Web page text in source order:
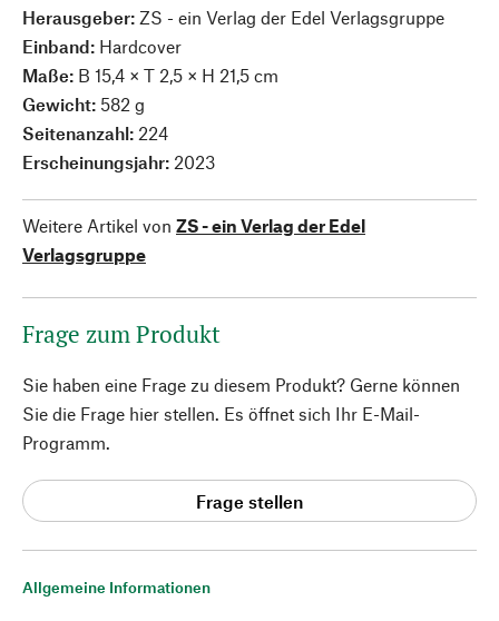
Allgemeine Informationen
Herausgeber: ZS - ein Verlag der Edel Verlagsgruppe
Einband: Hardcover
Maße: B 15,4 × T 2,5 × H 21,5 cm
Gewicht: 582 g
Seitenanzahl: 224
Erscheinungsjahr: 2023
Weitere Artikel von ZS - ein Verlag der Edel
Verlagsgruppe
Frage zum Produkt
Sie haben eine Frage zu diesem Produkt? Gerne können
Sie die Frage hier stellen. Es öffnet sich Ihr E-Mail-
Programm.
Frage stellen